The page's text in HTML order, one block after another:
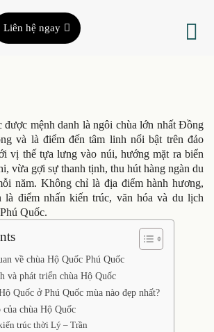
Liên hệ ngay
được mệnh danh là ngôi chùa lớn nhất Đồng
và là điểm đến tâm linh nổi bật trên đảo
vị thế tựa lưng vào núi, hướng mặt ra biển
vừa gợi sự thanh tịnh, thu hút hàng ngàn du
năm. Không chỉ là địa điểm hành hương,
là điểm nhấn kiến trúc, văn hóa và du lịch
Quốc.
về chùa Hộ Quốc Phú Quốc
và phát triển chùa Hộ Quốc
Quốc ở Phú Quốc mùa nào đẹp nhất?
chùa Hộ Quốc
trúc thời Lý – Trần